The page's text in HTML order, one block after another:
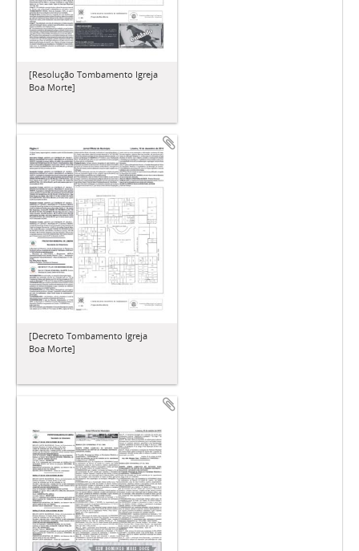
[Resolução Tombamento Igreja
Boa Morte]
[Decreto Tombamento Igreja
Boa Morte]